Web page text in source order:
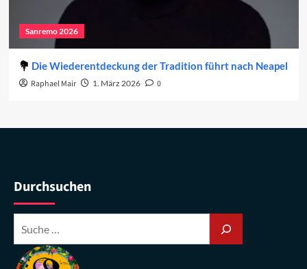
Sanremo 2026
Die Wiederentdeckung der Tradition führt nach Neapel
Raphael Mair 1. März 2026 0
Durchsuchen